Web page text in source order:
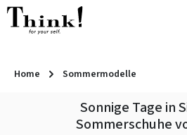
Zum Hauptinhalt springen
Home Sommermodelle
Sonnige Tage in
Sommerschuhe